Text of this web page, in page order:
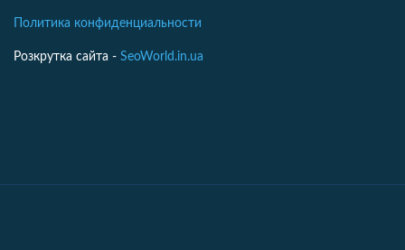
Политика конфиденциальности
Розкрутка сайта - SeoWorld.in.ua